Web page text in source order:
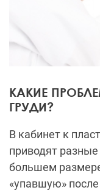
КАКИЕ
ГРУДИ?
В кабинет к
приводят
большем
«упавшую»